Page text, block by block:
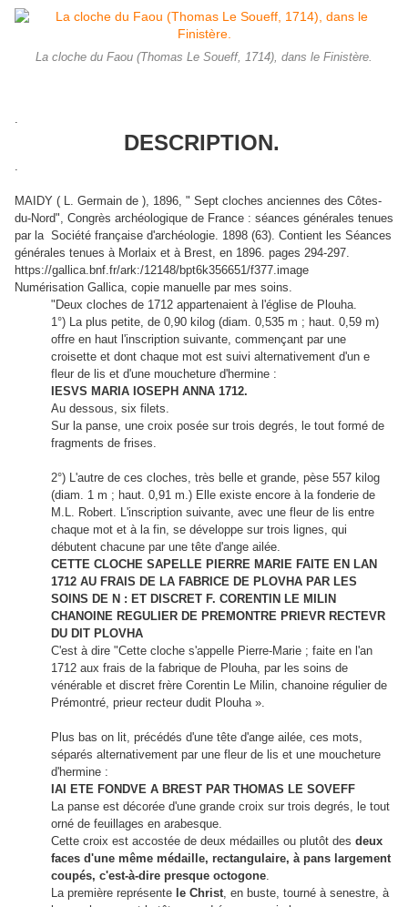
La cloche du Faou (Thomas Le Soueff, 1714), dans le Finistère.
.
DESCRIPTION.
.
MAIDY ( L. Germain de ), 1896, " Sept cloches anciennes des Côtes-
du-Nord", Congrès archéologique de France : séances générales tenues
par la Société française d'archéologie. 1898 (63). Contient les Séances
générales tenues à Morlaix et à Brest, en 1896. pages 294-297.
https://gallica.bnf.fr/ark:/12148/bpt6k356651/f377.image
Numérisation Gallica, copie manuelle par mes soins.
"Deux cloches de 1712 appartenaient à l'église de Plouha.
1°) La plus petite, de 0,90 kilog (diam. 0,535 m ; haut. 0,59 m)
offre en haut l'inscription suivante, commençant par une
croisette et dont chaque mot est suivi alternativement d'un e
fleur de lis et d'une moucheture d'hermine :
IESVS MARIA IOSEPH ANNA 1712.
Au dessous, six filets.
Sur la panse, une croix posée sur trois degrés, le tout formé de
fragments de frises.
2°) L'autre de ces cloches, très belle et grande, pèse 557 kilog
(diam. 1 m ; haut. 0,91 m.) Elle existe encore à la fonderie de
M.L. Robert. L'inscription suivante, avec une fleur de lis entre
chaque mot et à la fin, se développe sur trois lignes, qui
débutent chacune par une tête d'ange ailée.
CETTE CLOCHE SAPELLE PIERRE MARIE FAITE EN LAN
1712 AU FRAIS DE LA FABRICE DE PLOVHA PAR LES
SOINS DE N : ET DISCRET F. CORENTIN LE MILIN
CHANOINE REGULIER DE PREMONTRE PRIEVR RECTEVR
DU DIT PLOVHA
C'est à dire "Cette cloche s'appelle Pierre-Marie ; faite en l'an
1712 aux frais de la fabrique de Plouha, par les soins de
vénérable et discret frère Corentin Le Milin, chanoine régulier de
Prémontré, prieur recteur dudit Plouha ».
Plus bas on lit, précédés d'une tête d'ange ailée, ces mots,
séparés alternativement par une fleur de lis et une moucheture
d'hermine :
IAI ETE FONDVE A BREST PAR THOMAS LE SOVEFF
La panse est décorée d'une grande croix sur trois degrés, le tout
orné de feuillages en arabesque.
Cette croix est accostée de deux médailles ou plutôt des deux
faces d'une même médaille, rectangulaire, à pans largement
coupés, c'est-à-dire presque octogone.
La première représente le Christ, en buste, tourné à senestre, à